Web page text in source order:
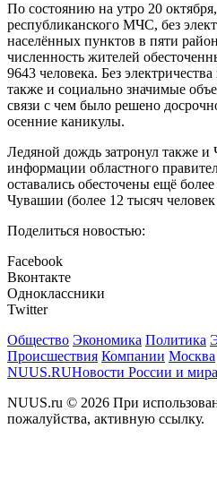
По состоянию на утро 20
республиканского МЧС, без
населённых пунктов в пяти
численность жителей
9643 человека. Без
также и социально значимые
связи с чем было решено
осенние каникулы.
Ледяной дождь затронул также и
информации областного
оставались обесточены ещё
Чувашии (более 12 тысяч
Поделиться новостью:
Facebook
Вконтакте
Одноклассники
Twitter
Общество Экономика Политика
Происшествия Компании Москва
NUUS.RUНовости России и мира
NUUS.ru © 2026 При
пожалуйства, активную ссылку.